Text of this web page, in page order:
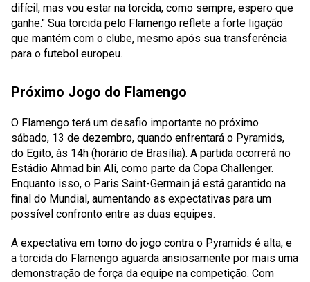
difícil, mas vou estar na torcida, como sempre, espero que
ganhe." Sua torcida pelo Flamengo reflete a forte ligação
que mantém com o clube, mesmo após sua transferência
para o futebol europeu.
Próximo Jogo do Flamengo
O Flamengo terá um desafio importante no próximo
sábado, 13 de dezembro, quando enfrentará o Pyramids,
do Egito, às 14h (horário de Brasília). A partida ocorrerá no
Estádio Ahmad bin Ali, como parte da Copa Challenger.
Enquanto isso, o Paris Saint-Germain já está garantido na
final do Mundial, aumentando as expectativas para um
possível confronto entre as duas equipes.
A expectativa em torno do jogo contra o Pyramids é alta, e
a torcida do Flamengo aguarda ansiosamente por mais uma
demonstração de força da equipe na competição. Com